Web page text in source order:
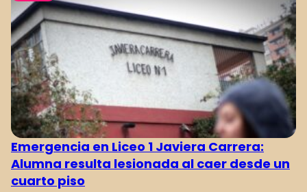
Emergencia en Liceo 1 Javiera Carrera:
Alumna resulta lesionada al caer desde un
cuarto piso